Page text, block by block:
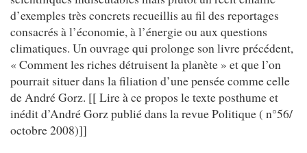
d’exemples très concrets recueillis au fil des reportages
consacrés à l’économie, à l’énergie ou aux questions
climatiques. Un ouvrage qui prolonge son livre précédent,
« Comment les riches détruisent la planète » et que l’on
pourrait situer dans la filiation d’une pensée comme celle
de André Gorz. [[ Lire à ce propos le texte posthume et
inédit d’André Gorz publié dans la revue Politique ( n°56/
octobre 2008)]]